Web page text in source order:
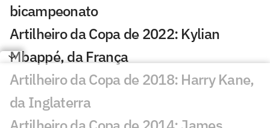
bicampeonato
Artilheiro da Copa de 2022: Kylian
Mbappé, da França
Artilheiro da Copa de 2018: Harry Kane,
da Inglaterra